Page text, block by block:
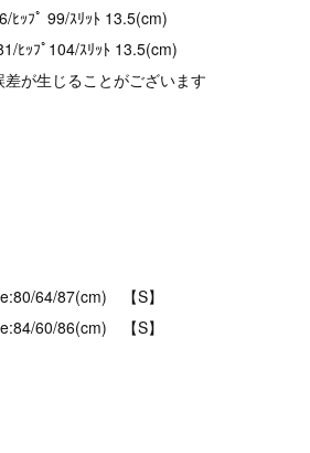
ﾋｯﾌﾟ 99/ｽﾘｯﾄ 13.5(cm)
ﾋｯﾌﾟ104/ｽﾘｯﾄ 13.5(cm)
が生じることがございます
64/87(cm) 【S】
60/86(cm) 【S】